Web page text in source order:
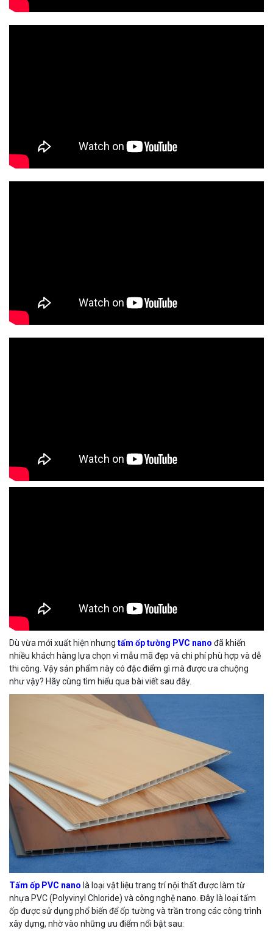
Dù vừa mới xuất hiện nhưng tấm ốp tường PVC nano đã khiến
nhiều khách hàng lựa chọn vì mẫu mã đẹp và chi phí phù hợp và dễ
thi công. Vậy sản phẩm này có đặc điểm gì mà được ưa chuộng
như vậy? Hãy cùng tìm hiểu qua bài viết sau đây.
Tấm ốp PVC nano là loại vật liệu trang trí nội thất được làm từ
nhựa PVC (Polyvinyl Chloride) và công nghệ nano. Đây là loại tấm
ốp được sử dụng phổ biến để ốp tường và trần trong các công trình
xây dựng, nhờ vào những ưu điểm nổi bật sau: